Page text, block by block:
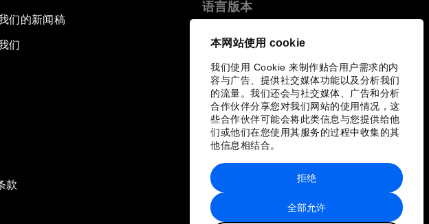
本网站使用 cookie
我们使用 Cookie 来制作贴合用户需求的内
容与广告、提供社交媒体功能以及分析我们
的流量。我们还会与社交媒体、广告和分析
合作伙伴分享您对我们网站的使用情况，这
些合作伙伴可能会将此类信息与您提供给他
们或他们在您使用其服务的过程中收集的其
他信息相结合。
全部允许
拒绝
们的新闻稿
们
语言版本
款